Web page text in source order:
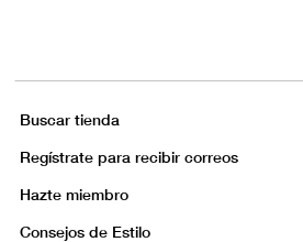
Buscar tienda
Regístrate para recibir correos
Hazte miembro
Consejos de Estilo